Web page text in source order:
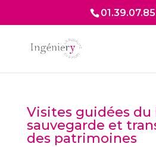
Visites guidées du
sauvegarde et
des patrimoines